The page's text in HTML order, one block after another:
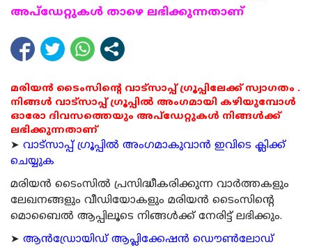
അപ്ഡേറ്റുകള്‍ താഴെ ലഭിക്കുന്നതാണ്
മരിയൻ ടൈംസിന്റെ വാട്സാപ്പ് ഗ്രൂപ്പിലേക്ക് സ്വാഗതം .
നിങ്ങൾ വാട്സാപ്പ് ഗ്രൂപ്പിൽ അംഗമായി കഴിയുമ്പോൾ
ഓരോ ദിവസത്തെയും അപ്ഡേറ്റുകൾ നിങ്ങൾക്ക്
ലഭിക്കുന്നതാണ്
➤ വാട്സാപ്പ് ഗ്രൂപ്പിൽ അംഗമാകുവാൻ ഇവിടെ ക്ലിക്ക്
ചെയ്യുക
മരിയന്‍ ടൈംസില്‍ പ്രസിദ്ധീകരിക്കുന്ന വാര്‍ത്തകളും
ലേഖനങ്ങളും വീഡിയോകളും മരിയന്‍ ടൈംസിന്റെ
മൊബൈല്‍ ആപ്പിലൂടെ നിങ്ങള്‍ക്ക് നേരിട്ട് ലഭിക്കും.
➤ ആന്‍ഡ്രോയിഡ് ആപ്ലിക്കേഷന്‍ ഡൌണ്‍ലോഡ്